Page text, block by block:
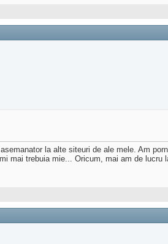
la alte siteuri de ale mele. Am
mai trebuia mie... Oricum, mai am de lucru